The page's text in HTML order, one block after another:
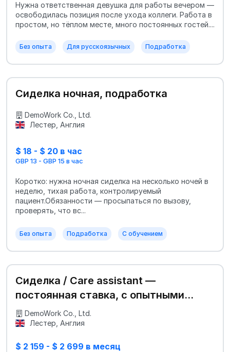
Нужна ответственная девушка для работы вечером —
освободилась позиция после ухода коллеги. Работа в
простом, но тёплом месте, много постоянных гостей....
Без опыта Для русскоязычных Подработка
Сиделка ночная, подработка
DemoWork Co., Ltd.
Лестер, Англия
$ 18 - $ 20 в час
GBP 13 - GBP 15 в час
Коротко: нужна ночная сиделка на несколько ночей в
неделю, тихая работа, контролируемый
пациент.Обязанности — просыпаться по вызову,
проверять, что вс...
Без опыта Подработка С обучением
Сиделка / Care assistant —
постоянная ставка, с опытными
наставниками
DemoWork Co., Ltd.
Лестер, Англия
$ 2 159 - $ 2 699 в месяц